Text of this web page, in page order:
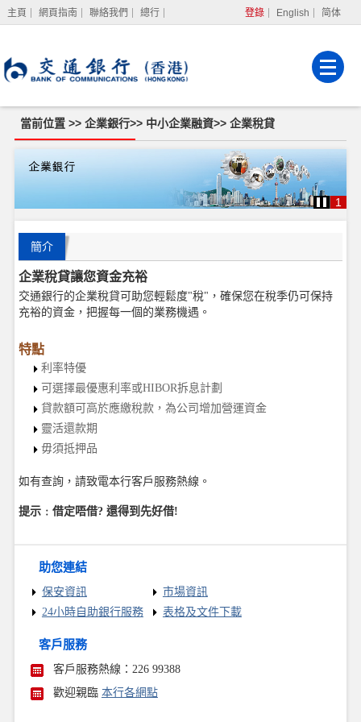
主頁 網頁指南 聯絡我們 總行 登錄 English 简体
強積金服務
當前位置 >> 企業銀行>> 中小企業融資>> 企業稅貸
1
簡介
企業稅貸讓您資金充裕
交通銀行的企業稅貸可助您輕鬆度"稅"，確保您在稅季仍可保持
充裕的資金，把握每一個的業務機遇。
特點
利率特優
可選擇最優惠利率或HIBOR拆息計劃
貸款額可高於應繳稅款，為公司增加營運資金
靈活還款期
毋須抵押品
如有查詢，請致電本行客戶服務熱線。
提示﹕借定唔借? 還得到先好借!
助您連結
保安資訊
市場資訊
24小時自助銀行服務
表格及文件下載
客戶服務
客戶服務熱線：226 99388
歡迎親臨 本行各網點